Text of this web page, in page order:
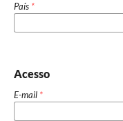
País *
Acesso
E-mail *